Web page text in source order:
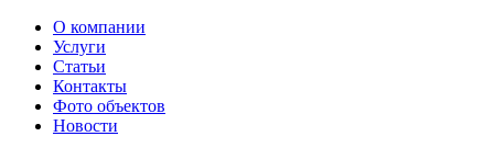
О компании
Услуги
Статьи
Контакты
Фото объектов
Новости